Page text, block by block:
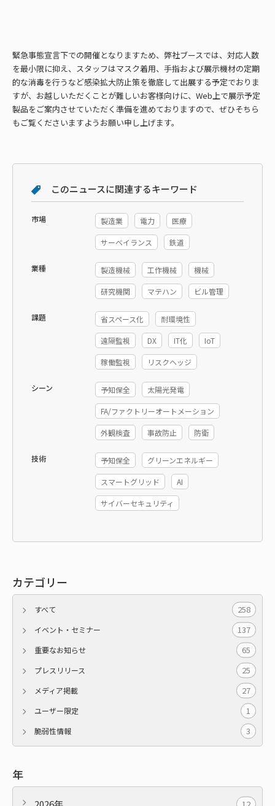
緊急事態宣言下での開催となりますため、弊社ブースでは、対応人数
を最小限に抑え、スタッフはマスク着用、手指および展示機材の定期
的な消毒を行うなど感染拡大防止策を徹底して出展する予定でおりま
すが、お越しいただくことが難しいお客様向けに、Web上で展示予定
製品をご案内させていただく準備を進めておりますので、ぜひそちら
もご覧くださいますようお願い申し上げます。
このニュースに関連するキーワード
市場 製造業 電力 医療
サーベイランス 鉄道
業種 製造機械 工作機械 機械
研究機関 マテハン ビル管理
課題 省スペース化 耐環境性
遠隔監視 DX IT化 IoT
稼働監視 リスクヘッジ
シーン 予知保全 太陽光発電
FA/ファクトリーオートメーション
外観検査 事故防止 防衛
技術 予知保全 グリーンエネルギー
スマートグリッド AI
サイバーセキュリティ
カテゴリー
すべて 258
イベント・セミナー 137
重要なお知らせ 65
プレスリリース 25
メディア掲載 27
ユーザー限定 1
脆弱性情報 3
年
12